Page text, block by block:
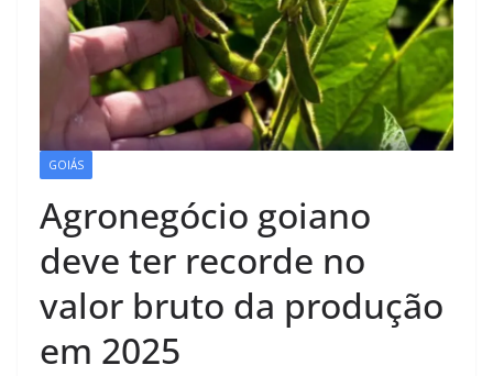
GOIÁS
Agronegócio goiano
deve ter recorde no
valor bruto da produção
em 2025